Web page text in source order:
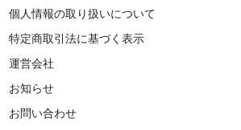
個人情報の取り扱いについて
特定商取引法に基づく表示
運営会社
お知らせ
お問い合わせ